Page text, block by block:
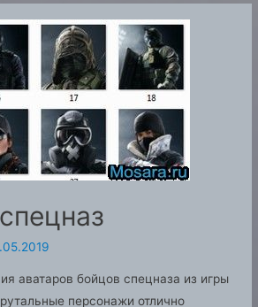
аватаров бойцов спецназа из игры
персонажи отлично